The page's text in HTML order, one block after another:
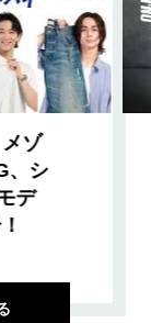
ゾ
、シ
デ